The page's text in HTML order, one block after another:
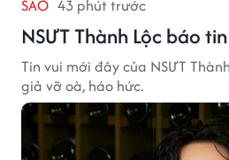
SAO 43 phút trước
NSƯT Thành Lộc báo
Tin vui mới đây của NSƯT
giả vỡ oà, háo hức.